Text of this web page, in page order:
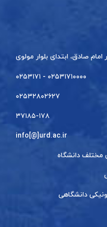
امام صادق، ابتدای بلوار مولوی
۰۲۵۳۱۷۱۰۰۰۰ - ۰۲۵۳۱۷۱
۰۲۵۳۲۸۰۲۶۲۷
۳۷۱۸۵-۱۷۸
info[@]urd.ac.ir
دانشگاه
دانشگاهی